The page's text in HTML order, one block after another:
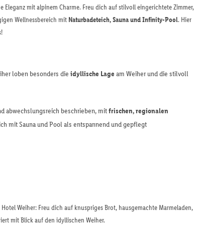
Eleganz mit alpinem Charme. Freu dich auf stilvoll eingerichtete Zimmer,
Wellnessbereich mit Naturbadeteich, Sauna und Infinity-Pool. Hier
loben besonders die idyllische Lage am Weiher und die stilvoll
abwechslungsreich beschrieben, mitfrischen, regionalen
mit Sauna und Pool als entspannend und gepflegt
Weiher: Freu dich auf knuspriges Brot, hausgemachte Marmeladen,
mit Blick auf den idyllischen Weiher.